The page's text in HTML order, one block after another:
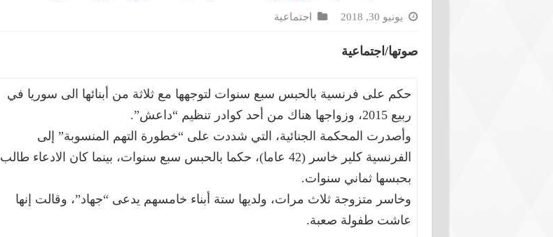
يونيو 30, 2018 اجتماعية
صوتها/اجتماعية
حكم على فرنسية بالحبس سبع سنوات لتوجهها مع ثلاثة من أبنائها الى سوريا في
ربيع 2015، وزواجها هناك من أحد كوادر تنظيم “داعش”.
وأصدرت المحكمة الجنائية، التي شددت على “خطورة التهم المنسوبة” إلى
الفرنسية كلير خاسر (42 عاما)، حكما بالحبس سبع سنوات، بينما كان الادعاء طالب
بحبسها ثماني سنوات.
وخاسر متزوجة ثلاث مرات، ولديها ستة أبناء خامسهم يدعى “جهاد”، وقالت إنها
عاشت طفولة صعبة.